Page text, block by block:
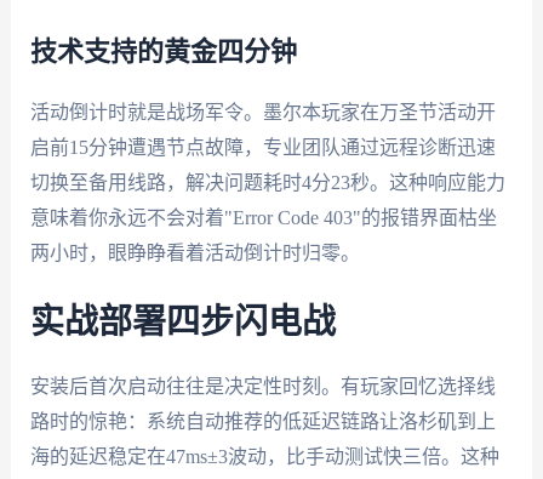
技术支持的黄金四分钟
活动倒计时就是战场军令。墨尔本玩家在万圣节活动开
启前15分钟遭遇节点故障，专业团队通过远程诊断迅速
切换至备用线路，解决问题耗时4分23秒。这种响应能力
意味着你永远不会对着"Error Code 403"的报错界面枯坐
两小时，眼睁睁看着活动倒计时归零。
实战部署四步闪电战
安装后首次启动往往是决定性时刻。有玩家回忆选择线
路时的惊艳：系统自动推荐的低延迟链路让洛杉矶到上
海的延迟稳定在47ms±3波动，比手动测试快三倍。这种